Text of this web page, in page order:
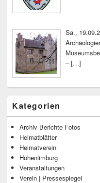
Sa.,
–[…]
Kategorien
Archiv Berichte Fotos
Heimatblätter
Heimatverein
Hohenlimburg
Veranstaltungen
Verein | Pressespiegel